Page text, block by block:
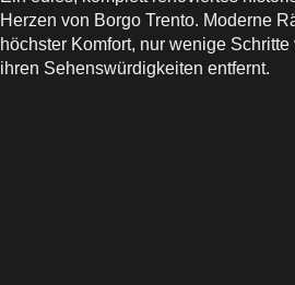
Herzen von Borgo Trento. Moderne
höchster Komfort, nur wenige
ihren Sehenswürdigkeiten entfernt.